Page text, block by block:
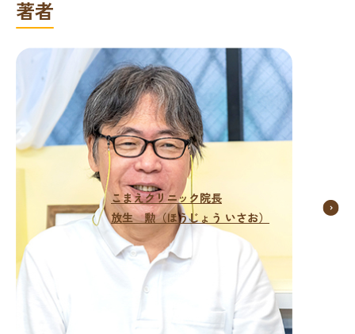
著者
こまえクリニック院長
放生 勲（ほうじょう いさお）